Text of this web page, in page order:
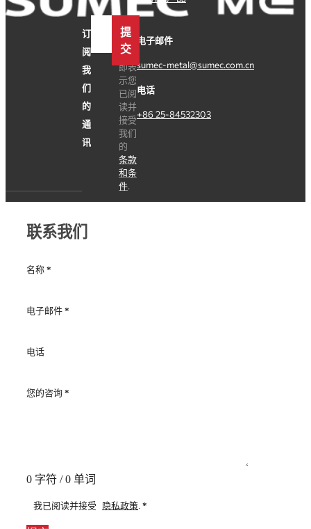
不锈钢产品
订
阅
我
们
的
通
提
交
点击
注
册，
即表
示您
已阅
读并
接受
我们
的
条款
和条
件.
我已阅读并接受